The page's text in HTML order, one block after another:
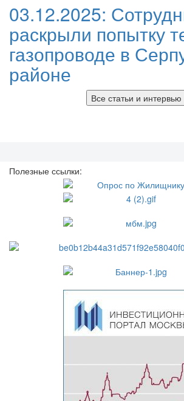
03.12.2025:
раскрыли попытку
газопроводе в
районе
Все статьи и интервью
Полезные ссылки: